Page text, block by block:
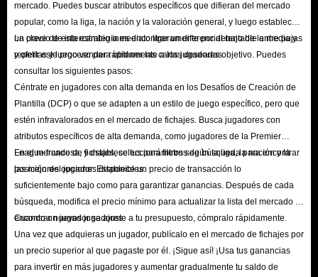
Interactuar con la comunidad del juego también puede brindar
oportunidades para ganar monedas FC 26. Esto puede incluir participar
en eventos de la comunidad, interactuar con otros jugadores y
aprovechar promociones y ofertas especiales que pueden recompensarte
con monedas.
Por último, otra opción para quienes desean adquirir monedas
adicionales rápidamente es comprar monedas FC 26 dentro del juego a
través de nosotros. Esto permite a los jugadores intercambiar moneda
real por monedas FIFA 26 para la venta, que luego pueden usarse para
mejorar su experiencia en el juego.
Preguntas frecuentes sobre la compra de monedas
de EA FC 26 en IGGM.com
mercado. Puedes buscar atributos específicos que difieran del mercado
popular, como la liga, la nación y la valoración general, y luego establecer
un precio de intercambio inmediato ligeramente por debajo de la media y
repetir este proceso para obtener las cartas deseadas.
La clave de esta estrategia es encontrar un diferencial rentable entre pujas
y ofertas y luego vender rápidamente a los jugadores objetivo. Puedes
consultar los siguientes pasos:
Céntrate en jugadores con alta demanda en los Desafíos de Creación de
Plantilla (DCP) o que se adapten a un estilo de juego específico, pero que
estén infravalorados en el mercado de fichajes. Busca jugadores con
atributos específicos de alta demanda, como jugadores de la Premier
League francesa, y establece tus parámetros de búsqueda para encontrar
las mejores opciones disponibles.
En el mercado de fichajes, selecciona filtros según la liga, la nación y la
posición del jugador. Establece un precio de transacción lo
suficientemente bajo como para garantizar ganancias. Después de cada
búsqueda, modifica el precio mínimo para actualizar la lista del mercado y
encontrar nuevos jugadores.
Cuando un jugador se ajuste a tu presupuesto, cómpralo rápidamente.
Una vez que adquieras un jugador, publícalo en el mercado de fichajes por
un precio superior al que pagaste por él. ¡Sigue así! ¡Usa tus ganancias
para invertir en más jugadores y aumentar gradualmente tu saldo de